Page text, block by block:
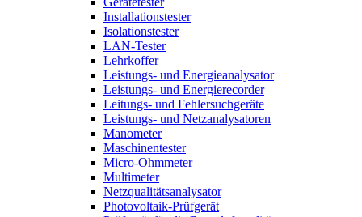
Installationstester
Isolationstester
LAN-Tester
Lehrkoffer
Leistungs- und Energieanalysator
Leistungs- und Energierecorder
Leitungs- und Fehlersuchgeräte
Leistungs- und Netzanalysatoren
Manometer
Maschinentester
Micro-Ohmmeter
Multimeter
Netzqualitätsanalysator
Photovoltaik-Prüfgerät